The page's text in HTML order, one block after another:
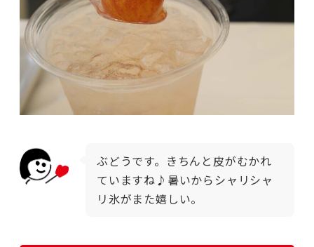
ぶどうです。きちんと皮がむかれ
ていますね♪暑いからシャリシャ
リ氷がまた嬉しい。